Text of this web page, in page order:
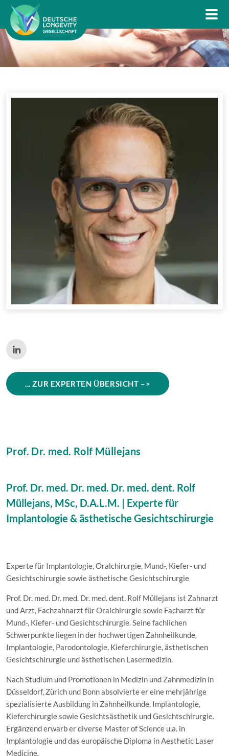
... ZUR EXPERTEN ÜBERSICHT –>
Prof. Dr. med. Rolf Müllejans
Prof. Dr. med. Dr. med. Dr. med. dent. Rolf
Müllejans, MSc, D.A.L.M. | Experte für
Implantologie & ästhetische Gesichtschirurgie
Experte für Implantologie, Oralchirurgie, Mund-, Kiefer- und
Gesichtschirurgie sowie ästhetische Gesichtschirurgie
Prof. Dr. med. Dr. med. Dr. med. dent. Rolf Müllejans ist Zahnarzt
und Arzt, Fachzahnarzt für Oralchirurgie sowie Facharzt für
Mund-, Kiefer- und Gesichtschirurgie. Seine fachlichen
Schwerpunkte liegen in der hochwertigen Zahnheilkunde,
Implantologie, Parodontologie, Kieferchirurgie, ästhetischen
Gesichtschirurgie und ästhetischen Lasermedizin.
Nach Studium und Promotionen in Medizin und Zahnmedizin in
Düsseldorf, Zürich und Bonn absolvierte er eine mehrjährige
spezialisierte Ausbildung in Zahnheilkunde, Implantologie,
Kieferchirurgie sowie Gesichtsästhetik und Gesichtschirurgie.
Ergänzend erwarb er diverse Master of Science u.a. in
Implantologie und das europäische Diploma in Aesthetic Laser
Medicine.